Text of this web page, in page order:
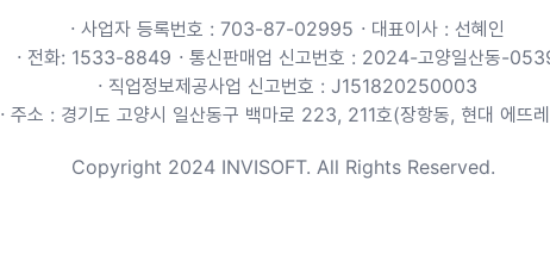
ㆍ사업자 등록번호 : 703-87-02995 ㆍ대표이사 : 선혜인
ㆍ전화: 1533-8849 ㆍ통신판매업 신고번호 : 2024-고양일산동-
ㆍ직업정보제공사업 신고번호 : J151820250003
ㆍ주소 : 경기도 고양시 일산동구 백마로 223, 211호(장항동, 현대 에뜨
Copyright 2024 INVISOFT. All Rights Reserved.